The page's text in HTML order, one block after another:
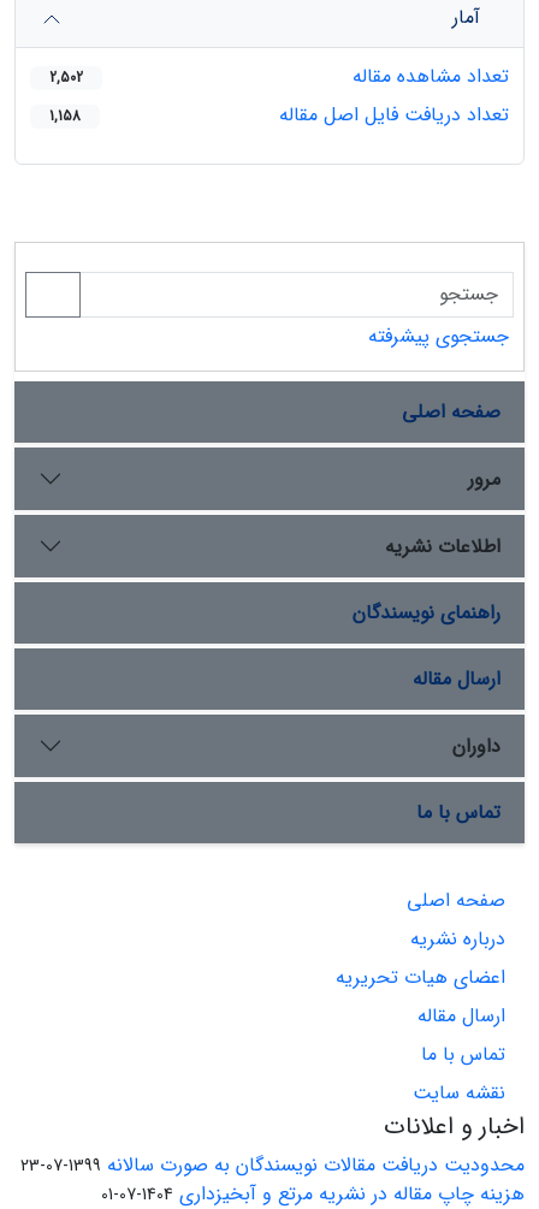
آمار
تعداد مشاهده مقاله
2,502
تعداد دریافت فایل اصل مقاله 1,158
جستجوی پیشرفته
صفحه اصلی
مرور
اطلاعات نشریه
راهنمای نویسندگان
ارسال مقاله
داوران
تماس با ما
صفحه اصلی
درباره نشریه
اعضای هیات تحریریه
ارسال مقاله
تماس با ما
نقشه سایت
اخبار و اعلانات
محدودیت دریافت مقالات نویسندگان به صورت سالانه 1399-07-23
هزینه چاپ مقاله در نشریه مرتع و آبخیزداری 1404-07-01